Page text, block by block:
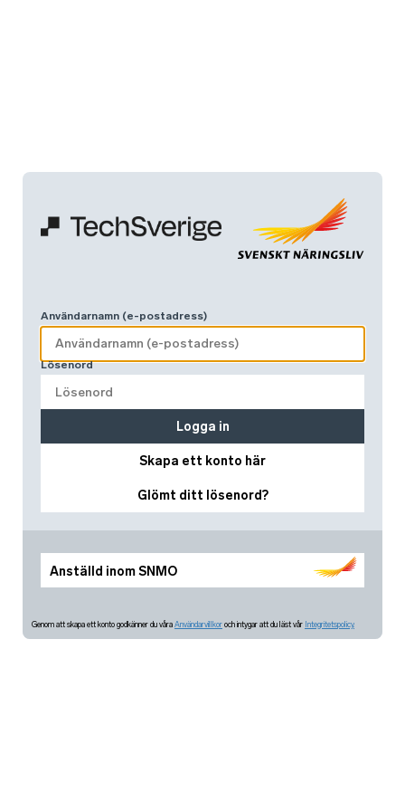
Anställd inom SNMO
Användarnamn (e-postadress)
Lösenord
Skapa ett konto här
Glömt ditt lösenord?
Logga in
Genom att skapa ett konto godkänner du våra Användarvillkor och intygar att du läst vår Integritetspolicy.